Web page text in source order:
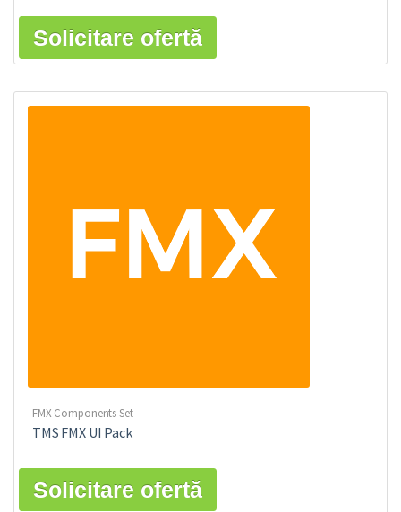
Solicitare ofertă
FMX Components Set
TMS FMX UI Pack
Solicitare ofertă